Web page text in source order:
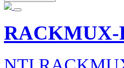
RACKMUX-